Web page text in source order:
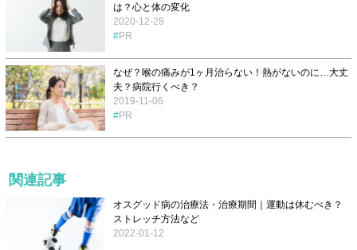
は？心と体の変化
2020-12-28
PR
なぜ？喉の痛みが1ヶ月治らない！熱がないのに…大丈
夫？病院行くべき？
2019-11-06
PR
関連記事
オスグッド病の治療法・治療期間｜運動は休むべき？
ストレッチ方法など
2022-01-12